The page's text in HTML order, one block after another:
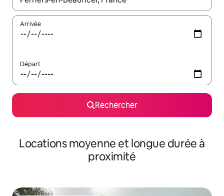
Arrivée
Départ
Rechercher
Locations moyenne et longue durée à
proximité